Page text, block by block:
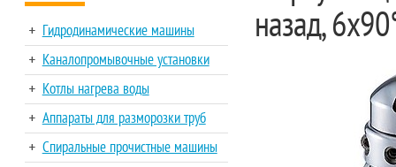
Гидродинамические машины
Каналопромывочные установки
Котлы нагрева воды
Аппараты для разморозки труб
Спиральные прочистные машины
назад,